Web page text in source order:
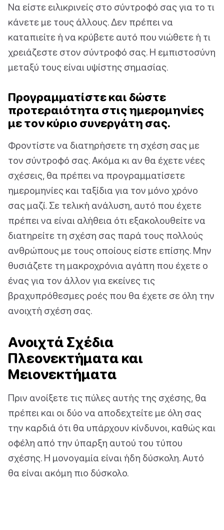
Να είστε ειλικρινείς στο σύντροφό σας για το τι
κάνετε με τους άλλους. Δεν πρέπει να
καταπιείτε ή να κρύβετε αυτό που νιώθετε ή τι
χρειάζεστε στον σύντροφό σας. Η εμπιστοσύνη
μεταξύ τους είναι υψίστης σημασίας.
Προγραμματίστε και δώστε
προτεραιότητα στις ημερομηνίες
με τον κύριο συνεργάτη σας.
Φροντίστε να διατηρήσετε τη σχέση σας με
τον σύντροφό σας. Ακόμα κι αν θα έχετε νέες
σχέσεις, θα πρέπει να προγραμματίσετε
ημερομηνίες και ταξίδια για τον μόνο χρόνο
σας μαζί. Σε τελική ανάλυση, αυτό που έχετε
πρέπει να είναι αλήθεια ότι εξακολουθείτε να
διατηρείτε τη σχέση σας παρά τους πολλούς
ανθρώπους με τους οποίους είστε επίσης. Μην
θυσιάζετε τη μακροχρόνια αγάπη που έχετε ο
ένας για τον άλλον για εκείνες τις
βραχυπρόθεσμες ροές που θα έχετε σε όλη την
ανοιχτή σχέση σας.
Ανοιχτά Σχέδια
Πλεονεκτήματα και
Μειονεκτήματα
Πριν ανοίξετε τις πύλες αυτής της σχέσης, θα
πρέπει και οι δύο να αποδεχτείτε με όλη σας
την καρδιά ότι θα υπάρχουν κίνδυνοι, καθώς και
οφέλη από την ύπαρξη αυτού του τύπου
σχέσης. Η μονογαμία είναι ήδη δύσκολη. Αυτό
θα είναι ακόμη πιο δύσκολο.